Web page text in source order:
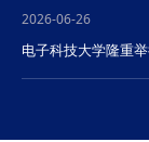
2026-06-26
电子科技大学隆重